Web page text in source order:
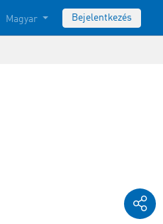
Magyar Bejelentkezés